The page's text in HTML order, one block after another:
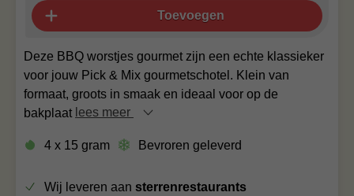
Deze BBQ worstjes gourmet zijn een echte klassieker
voor jouw Pick & Mix gourmetschotel. Klein van
formaat, groots in smaak en ideaal voor op de
bakplaat lees meer
4 x 15 gram Bevroren geleverd
Toevoegen
Wij leveren aan sterrenrestaurants